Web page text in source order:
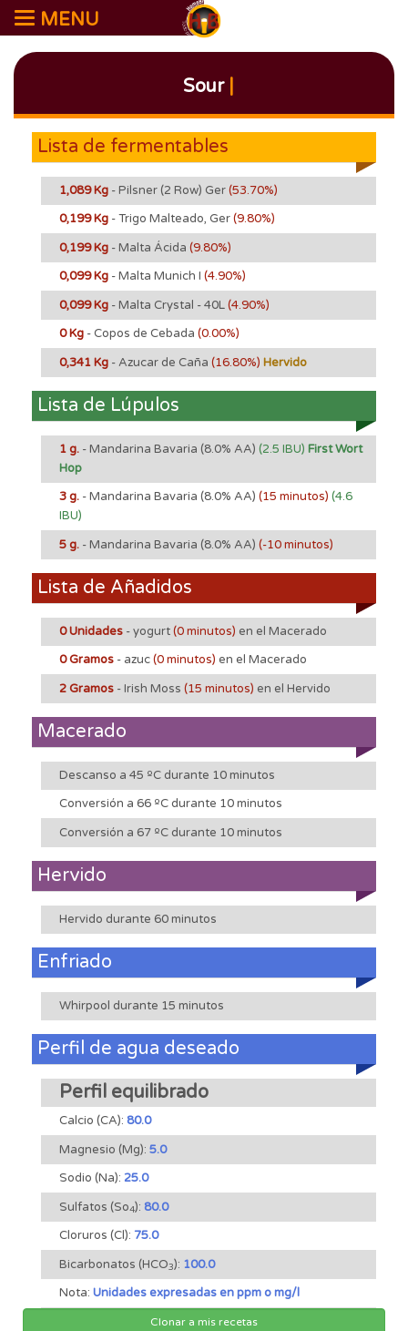
MENU
Sour|
Lista de fermentables
1,089 Kg - Pilsner (2 Row) Ger(53.70%)
0,199 Kg - Trigo Malteado, Ger(9.80%)
0,199 Kg - Malta Ácida (9.80%)
0,099 Kg - Malta Munich I (4.90%)
0,099 Kg - Malta Crystal - 40L(4.90%)
0 Kg - Copos de Cebada (0.00%)
0,341 Kg - Azucar de Caña (16.80%) Hervido
Lista de Lúpulos
1 g. - Mandarina Bavaria (8.0% AA) (2.5 IBU) First Wort
Hop
3 g. - Mandarina Bavaria (8.0% AA) (15 minutos) (4.6
IBU)
5 g. - Mandarina Bavaria (8.0% AA) (-10 minutos)
Lista de Añadidos
0 Unidades - yogurt(0 minutos) en el Macerado
0 Gramos - azuc(0 minutos) en el Macerado
2 Gramos - Irish Moss (15 minutos) en el Hervido
Macerado
Descanso a 45 ºC durante 10 minutos
Conversión a 66 ºC durante 10 minutos
Conversión a 67 ºC durante 10 minutos
Hervido
Hervido durante 60 minutos
Enfriado
Whirpool durante 15 minutos
Perfil de agua deseado
Perfil equilibrado
Calcio (CA): 80.0
Magnesio (Mg): 5.0
Sodio (Na): 25.0
Sulfatos (So4): 80.0
Cloruros (Cl): 75.0
Bicarbonatos (HCO3): 100.0
Nota: Unidades expresadas en ppm o mg/l
Clonar a mis recetas